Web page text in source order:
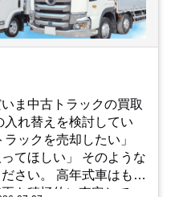
ま中古トラックの買取
ックを売却したい」
い」 そのような
式車はもち
も積極的に査定してい